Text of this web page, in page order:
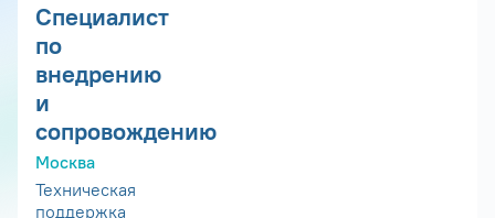
Специалист
по
внедрению
и
сопровождению
Москва
Техническая
поддержка